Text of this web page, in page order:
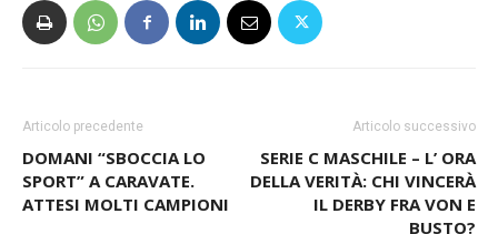
Articolo precedente
DOMANI “SBOCCIA LO
Articolo successivo
SERIE C MASCHILE – L’ ORA
DELLA VERITÀ: CHI VINCERÀ